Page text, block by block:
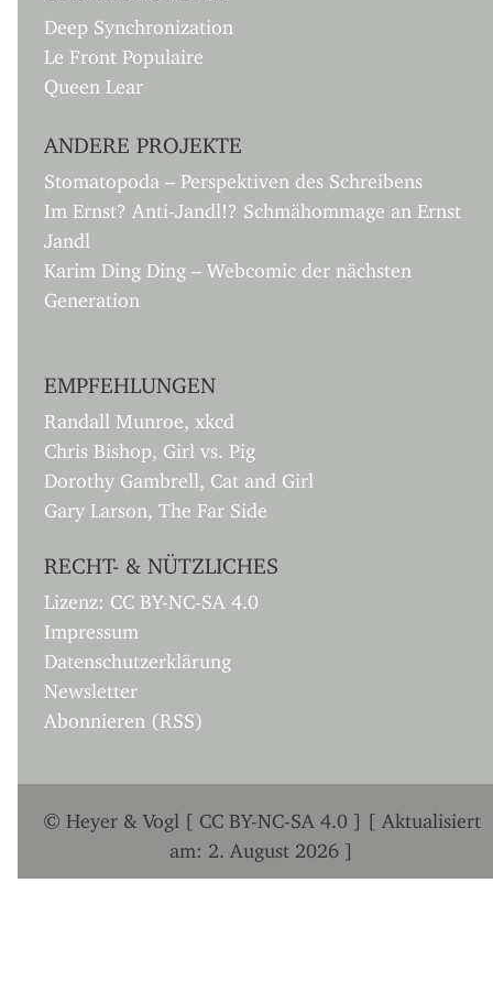
Deep Synchronization
Le Front Populaire
Queen Lear
ANDERE PROJEKTE
Stomatopoda – Perspektiven des Schreibens
Im Ernst? Anti-Jandl!? Schmähommage an Ernst
Jandl
Karim Ding Ding – Webcomic der nächsten
Generation
EMPFEHLUNGEN
Randall Munroe, xkcd
Chris Bishop, Girl vs. Pig
Dorothy Gambrell, Cat and Girl
Gary Larson, The Far Side
RECHT- & NÜTZLICHES
Lizenz: CC BY-NC-SA 4.0
Impressum
Datenschutzerklärung
Newsletter
Abonnieren (RSS)
© Heyer & Vogl [ CC BY-NC-SA 4.0 ] [ Aktualisiert
am: 2. August 2026 ]